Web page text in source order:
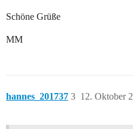
Schöne Grüße
MM
hannes_201737 12. Oktober
3